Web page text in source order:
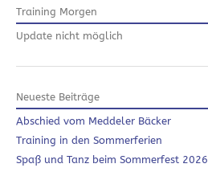
Training Morgen
Update nicht möglich
Neueste Beiträge
Abschied vom Meddeler Bäcker
Training in den Sommerferien
Spaß und Tanz beim Sommerfest 2026